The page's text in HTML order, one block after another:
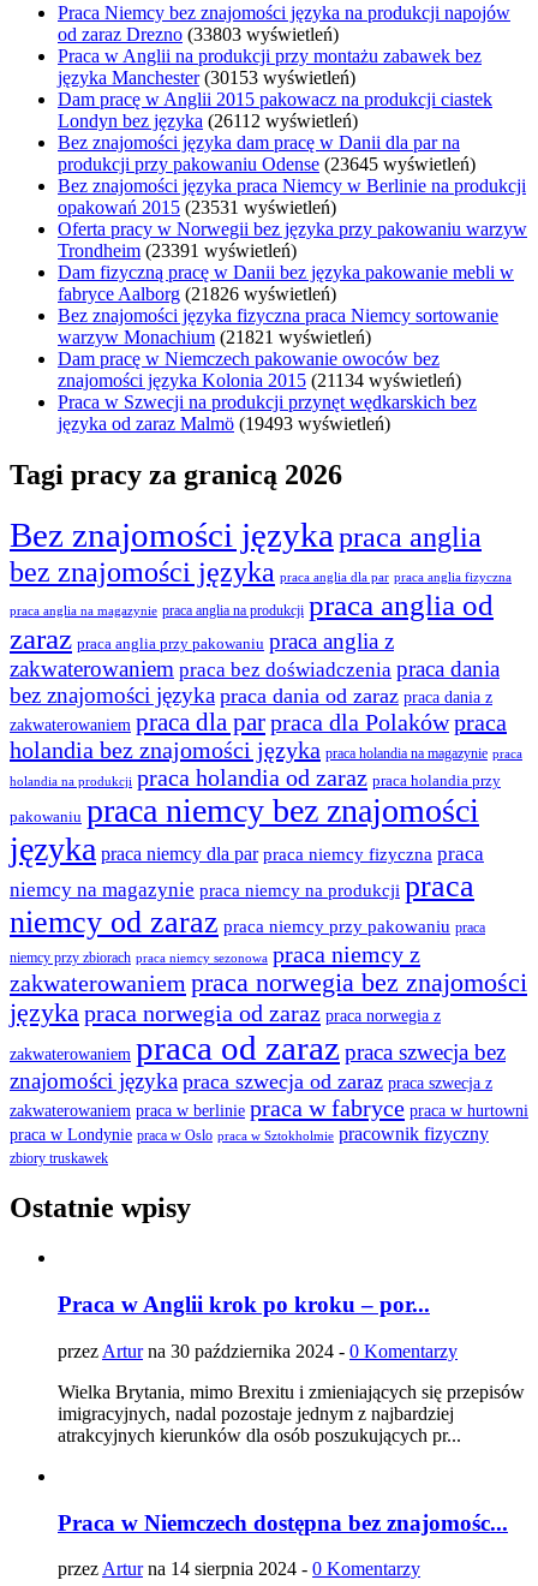
Praca Niemcy bez znajomości języka na produkcji napojów
od zaraz Drezno (33803 wyświetleń)
Praca w Anglii na produkcji przy montażu zabawek bez
języka Manchester(30153 wyświetleń)
Dam pracę w Anglii 2015 pakowacz na produkcji ciastek
Londyn bez języka (26112 wyświetleń)
Bez znajomości języka dam pracę w Danii dla par na
produkcji przy pakowaniu Odense (23645 wyświetleń)
Bez znajomości języka praca Niemcy w Berlinie na produkcji
opakowań 2015 (23531 wyświetleń)
Oferta pracy w Norwegii bez języka przy pakowaniu warzyw
Trondheim (23391 wyświetleń)
Dam fizyczną pracę w Danii bez języka pakowanie mebli w
fabryce Aalborg (21826 wyświetleń)
Bez znajomości języka fizyczna praca Niemcy sortowanie
warzyw Monachium (21821 wyświetleń)
Dam pracę w Niemczech pakowanie owoców bez
znajomości języka Kolonia 2015 (21134 wyświetleń)
Praca w Szwecji na produkcji przynęt wędkarskich bez
języka od zaraz Malmö (19493 wyświetleń)
Tagi pracy za granicą 2026
Bez znajomości języka praca anglia
bez znajomości języka praca anglia dla par praca anglia fizyczna
praca anglia na magazynie praca anglia na produkcji praca anglia od
zaraz praca anglia przy pakowaniu praca anglia z
zakwaterowaniem praca bez doświadczenia praca dania
bez znajomości języka praca dania od zaraz praca dania z
zakwaterowaniem praca dla parpraca dla Polakówpraca
holandia bez znajomości języka praca holandia na magazynie praca
holandia na produkcji praca holandia od zaraz praca holandia przy
pakowaniu praca niemcy bez znajomości
języka praca niemcy dla par praca niemcy fizyczna praca
niemcy na magazynie praca niemcy na produkcji praca
niemcy od zaraz praca niemcy przy pakowaniu praca
niemcy przy zbiorach praca niemcy sezonowa praca niemcy z
zakwaterowaniem praca norwegia bez znajomości
języka praca norwegia od zaraz praca norwegia z
zakwaterowaniem praca od zaraz praca szwecja bez
znajomości języka praca szwecja od zaraz praca szwecja z
zakwaterowaniem praca w berlinie praca w fabryce praca w hurtowni
praca w Londynie praca w Oslo praca w Sztokholmie pracownik fizyczny
zbiory truskawek
Ostatnie wpisy
Praca w Anglii krok po kroku – por...
przez Arturna 30 października 2024 - 0 Komentarzy
Wielka Brytania, mimo Brexitu i zmieniających się przepisów
imigracyjnych, nadal pozostaje jednym z najbardziej
atrakcyjnych kierunków dla osób poszukujących pr...
Praca w Niemczech dostępna bez znajomośc...
przez Arturna 14 sierpnia 2024 - 0 Komentarzy